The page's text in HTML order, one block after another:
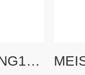
PARKER换向阀WL*NG10系列维特锐报价快